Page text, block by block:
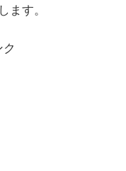
ます。